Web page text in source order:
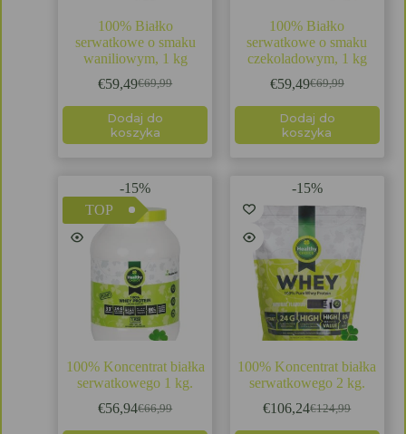
100% Białko
serwatkowe o smaku
waniliowym, 1 kg
€69,99
€59,49
Dodaj do
koszyka
100% Białko
serwatkowe o smaku
czekoladowym, 1 kg
€69,99
€59,49
Dodaj do
koszyka
-15%
TOP
100% Koncentrat białka
serwatkowego 1 kg.
€66,99
€56,94
-15%
100% Koncentrat białka
serwatkowego 2 kg.
€124,99
€106,24